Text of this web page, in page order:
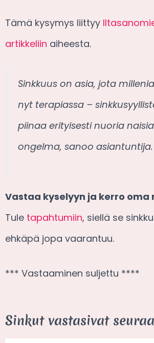
Tämä kysymys liittyy
artikkeliin aiheesta.
Sinkkuus on asia, jota
nyt terapiassa –
piinaa erityisesti nuoria
ongelma, sanoo asiantuntija.
Vastaa kyselyyn ja kerro oma
Tule tapahtumiin, siellä se
ehkäpä jopa vaarantuu.
*** Vastaaminen suljettu ****
Sinkut vastasivat